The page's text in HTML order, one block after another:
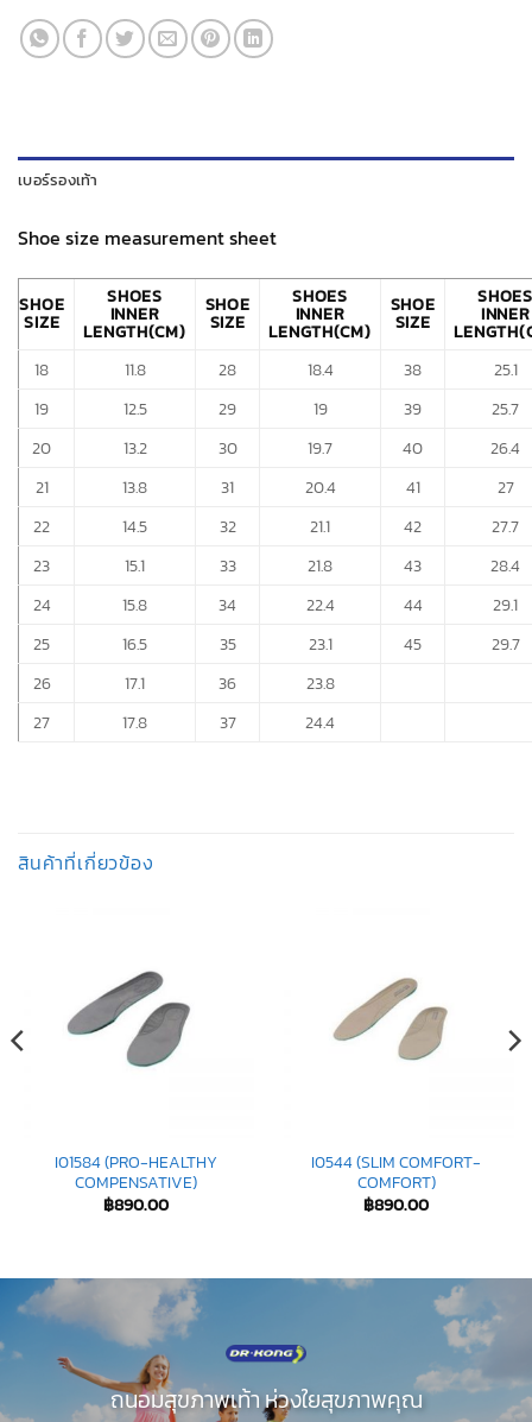
เบอร์รองเท้า
Shoe size measurement sheet
SHOE
SIZE
SHOES
INNER
LENGTH(CM)
SHOE
SIZE
SHOES
INNER
LENGTH(CM)
SHOE
SIZE
SHOES
INNER
18
11.8 28 18.4 38
25.1
19
12.5 29 19 39
25.7
20
13.2 30 19.7 40
26.4
21
13.8 31 20.4 41
27
22
14.5 32 21.1 42
27.7
23
15.1 33 21.8 43
28.4
24
15.8 34 22.4 44
29.1
25
16.5 35 23.1 45
29.7
26
17.1 36
23.8
27
17.8 37 24.4
สินค้าที่เกี่ยวข้อง
I01584 (PRO-HEALTHY
COMPENSATIVE)
฿890.00
I0544 (SLIM COMFORT-
COMFORT)
฿890.00
ถนอมสุขภาพเท้า ห่วงใยสุขภาพคุณ